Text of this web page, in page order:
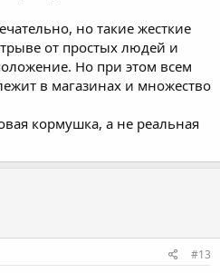
но такие жесткие
от простых людей и
Но при этом всем
в магазинах и множество
кормушка, а не реальная
#13